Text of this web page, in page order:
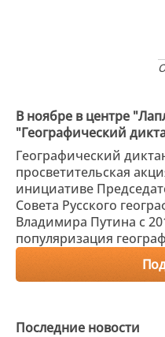
В ноябре в центре
"Географический
Географический
просветительская
инициативе
Совета Русского
Владимира Путина с
популяризация
Последние новости